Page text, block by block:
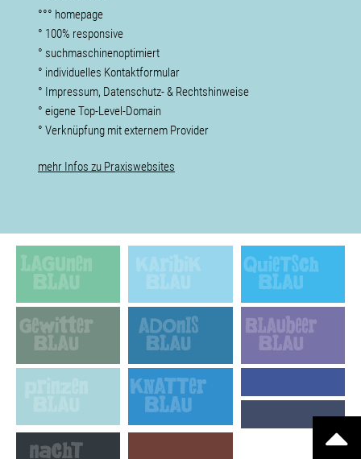
°°° homepage
° 100% responsive
° suchmaschinenoptimiert
° individuelles Kontaktformular
° Impressum, Datenschutz- & Rechtshinweise
° eigene Top-Level-Domain
° Verknüpfung mit externem Provider
mehr Infos zu Praxiswebsites